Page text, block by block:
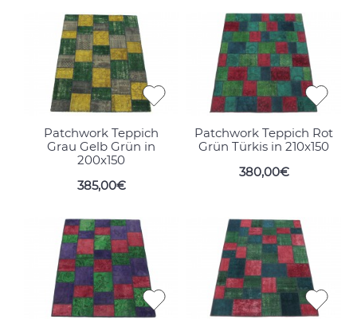
Patchwork Teppich
Grau Gelb Grün in
200x150
385,00€
Patchwork Teppich Rot
Grün Türkis in 210x150
380,00€